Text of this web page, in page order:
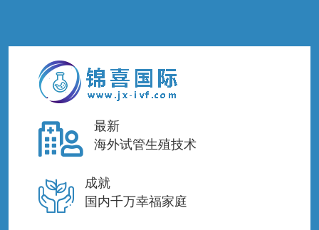
最新
海外试管生殖技术
成就
国内千万幸福家庭